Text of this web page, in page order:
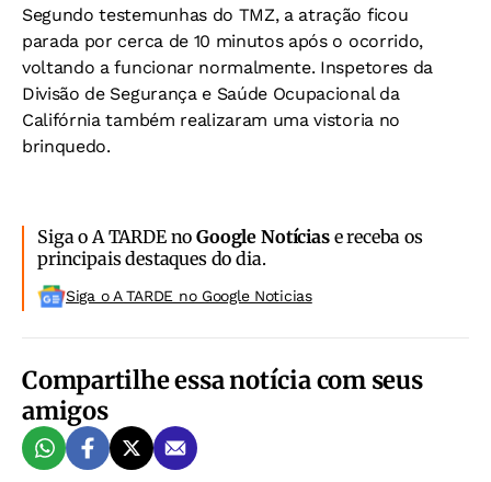
Segundo testemunhas do TMZ, a atração ficou
parada por cerca de 10 minutos após o ocorrido,
voltando a funcionar normalmente. Inspetores da
Divisão de Segurança e Saúde Ocupacional da
Califórnia também realizaram uma vistoria no
brinquedo.
Siga o A TARDE noGoogle Notíciase receba os
principais destaques do dia.
Siga o A TARDE no Google Noticias
Compartilhe essa notícia com seus
amigos